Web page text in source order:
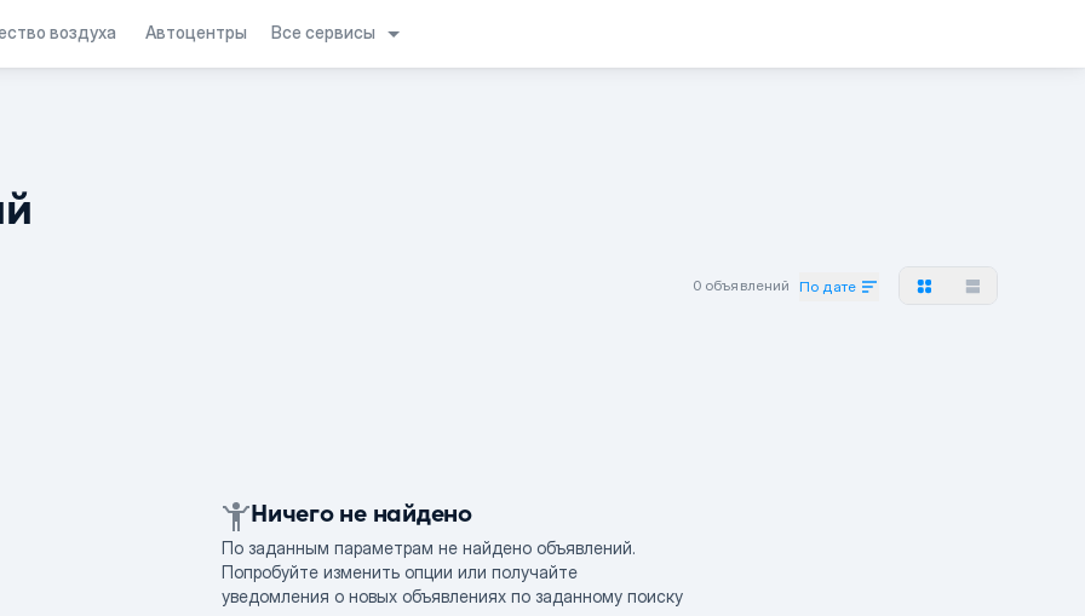
воздуха Автоцентры Все сервисы
0 объявлений По дате
Ничего не найдено
По заданным параметрам не найдено объявлений.
Попробуйте изменить опции или получайте
уведомления о новых объявлениях по заданному поиску